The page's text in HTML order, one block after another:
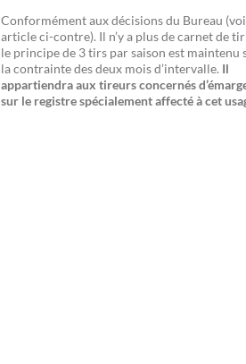
Conformément aux décisions du Bureau
article ci-contre). Il n’y a plus de carnet de
le principe de 3 tirs par saison est maintenu
la contrainte des deux mois d’intervalle. Il
appartiendra aux tireurs concernés
sur le registre spécialement affecté à cet